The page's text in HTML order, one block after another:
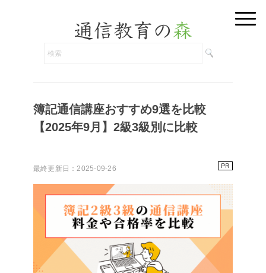
簿記通信講座おすすめ9選を比較
【2025年9月】2級3級別に比較
最終更新日：2025-09-26